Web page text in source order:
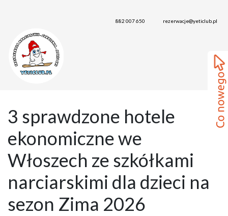
882 007 650 rezerwacje@yeticlub.pl
3 sprawdzone hotele
ekonomiczne we
Włoszech ze szkółkami
narciarskimi dla dzieci na
sezon Zima 2026